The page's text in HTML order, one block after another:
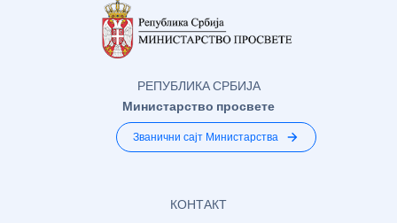
РЕПУБЛИКА СРБИЈА
Министарство просвете
Званични сајт Министарства
КОНТАКТ